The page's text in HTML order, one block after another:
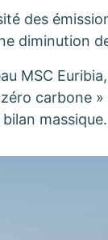
des
diminution
MSC
carbone
massique.